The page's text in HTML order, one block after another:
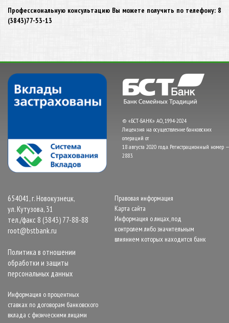
Профессиональную консультацию Вы можете получить по телефону: 8
(3843)77-53-13
© «БСТ-БАНК» АО, 1994-2024
Лицензия на осуществление банковских
операций от
18 августа 2020 года. Регистрационный номер —
2883.
654041, г. Новокузнецк,
ул. Кутузова, 31
тел./факс 8 (3843) 77-88-88
root@bstbank.ru
Политика в отношении
обработки и защиты
персональных данных
Информация о процентных
ставках по договорам банковского
вклада с физическими лицами
Правовая информация
Карта сайта
Информация о лицах, под
контролем либо значительным
влиянием которых находится банк